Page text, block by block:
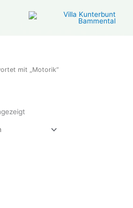
mit „Motorik“